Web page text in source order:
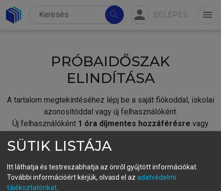
search person BELÉPÉS menu
PRÓBAIDŐSZAK
ELINDÍTÁSA
A tartalom megtekintéséhez lépj be a saját fiókoddal, iskolai
azonosítóddal vagy új felhasználóként.
Új felhasználóként 1 óra díjmentes hozzáférésre vagy
fiókoddal,vagy hozz létre új fiókot.
A regisztráció után apróbaidőszakautomatikusan
SÜTIK LISTÁJA
Itt láthatja és testreszabhatja az önről gyűjtött információkat.
További információért kérjük, olvasd el az adatvédelmi
tájékoztatónkat